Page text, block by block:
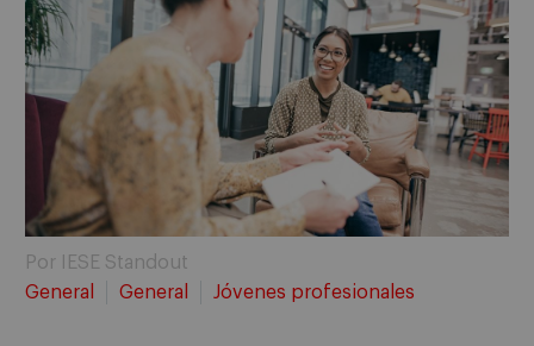
Por IESE Standout
General
General Jóvenes profesionales